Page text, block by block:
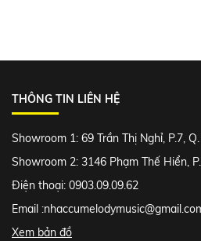
THÔNG TIN LIÊN HỆ
Showroom 1: 69 Trần Thị Nghỉ, P.7,
Showroom 2: 3146 Phạm Thế Hiển,
Điện thoại: 0903.09.09.62
Email :
Xem bản đồ